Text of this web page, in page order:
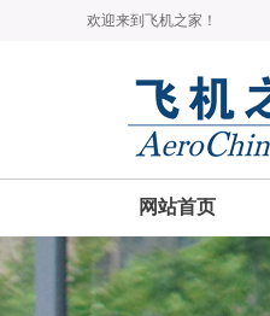
欢迎来到飞机之家！
网站首页